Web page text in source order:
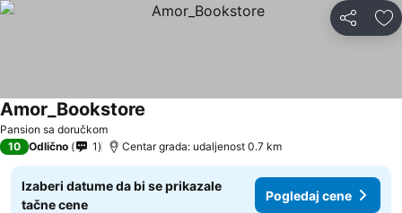
Deli
Pansion sa doručkom
Amor_Bookstore
10 Odlično 1 Centar grada: udaljenost 0.7 km
Izaberi datume da bi se prikazale
tačne cene
Pogledaj cene